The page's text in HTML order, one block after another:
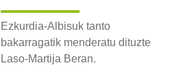
Ezkurdia-Albisuk tanto
bakarragatik menderatu dituzte
Laso-Martija Beran.